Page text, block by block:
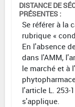
DISTANCE DE
PRÉSENTES :
Se référer à la
rubrique «
En l'absence
dans l'AMM,
le marché et à
l'article L. 253-
s'applique.